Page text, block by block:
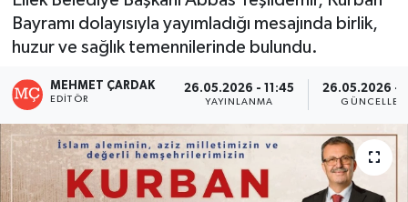
Bayramı dolayısıyla yayımladığı mesajında birlik,
huzur ve sağlık temennilerinde bulundu.
MEHMET ÇARDAK
EDITÖR
26.05.2026 - 11:45
YAYINLANMA
26.05.2026 -